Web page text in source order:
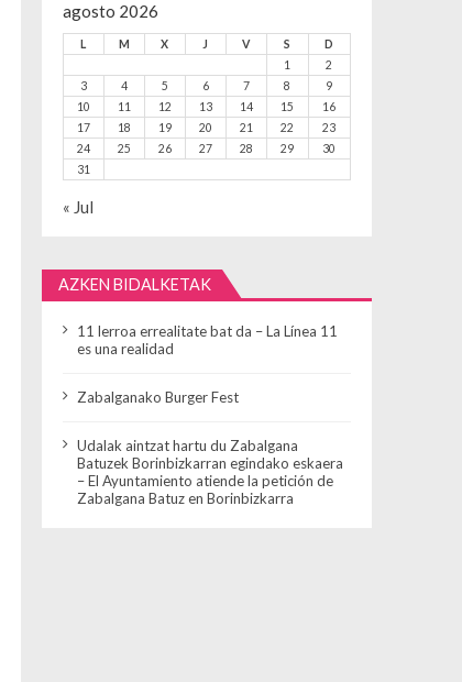
agosto 2026
L M X J V S
D
1
2
3
4 5 6 7 8
9
10
11 12 13 14 15
16
17
18 19 20 21 22
23
24
25 26 27 28 29
30
31
« Jul
AZKEN BIDALKETAK
11 lerroa errealitate bat da – La Línea 11
es una realidad
Zabalganako Burger Fest
Udalak aintzat hartu du Zabalgana
Batuzek Borinbizkarran egindako eskaera
– El Ayuntamiento atiende la petición de
Zabalgana Batuz en Borinbizkarra